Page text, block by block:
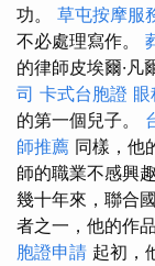
功。 草屯按摩服
不必處理寫作。
的律師皮埃爾·凡
司 卡式台胞證
的第一個兒子。
師推薦 同樣，他
師的職業不感興
幾十年來，聯合
者之一，他的作
胞證申請 起初，